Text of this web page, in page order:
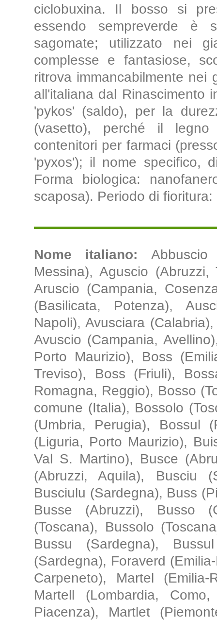
ciclobuxina. Il bosso si
essendo sempreverde è
sagomate; utilizzato nei
complesse e fantasiose,
ritrova immancabilmente nei
all'italiana dal Rinascimento
'pykos' (saldo), per la
(vasetto), perché il
contenitori per farmaci
'pyxos'); il nome specifico,
Forma biologica:
scaposa). Periodo di fioritura:
Nome italiano:
Messina), Aguscio
Aruscio (Campania,
(Basilicata, Potenza),
Napoli), Avusciara
Avuscio (Campania,
Porto Maurizio), Boss
Treviso), Boss (Friuli),
Romagna, Reggio), Bosso
comune (Italia), Bossolo
(Umbria, Perugia), Bossul
(Liguria, Porto Maurizio),
Val S. Martino), Busce
(Abruzzi, Aquila), Busciu
Busciulu (Sardegna), Buss
Busse (Abruzzi), Busso
(Toscana), Bussolo
Bussu (Sardegna),
(Sardegna), Foraverd
Carpeneto), Martel
Martell (Lombardia,
Piacenza), Martlet